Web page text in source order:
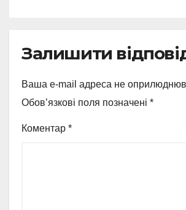
Залишити
Ваша e-mail адреса не
Обов’язкові поля позначені *
Коментар *